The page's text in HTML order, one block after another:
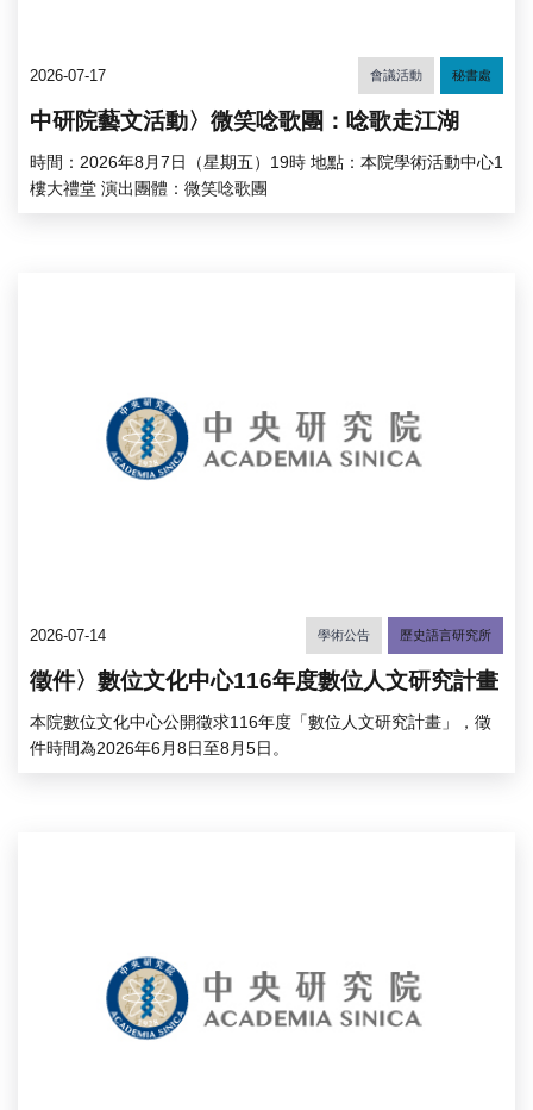
2026-07-17 會議活動 秘書處
中研院藝文活動〉微笑唸歌團：唸歌走江湖
時間：2026年8月7日（星期五）19時 地點：本院學術活動中心1
樓大禮堂 演出團體：微笑唸歌團
2026-07-14 學術公告 歷史語言研究所
徵件〉數位文化中心116年度數位人文研究計畫
本院數位文化中心公開徵求116年度「數位人文研究計畫」，徵
件時間為2026年6月8日至8月5日。